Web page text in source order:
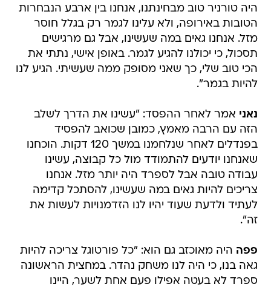
היה טורניר טוב מבחינתנו, אנחנו בין ארבע הנבחרות
הטובות באירופה, ולא עלינו לגמר רק בגלל חוסר
מזל. אנחנו גאים במה שעשינו, אבל גם מרגישים
תסכול, כי יכולנו להגיע לגמר. באופן אישי, נתתי את
הכי טוב שלי, כך שאני מסופק ממה שעשיתי. הגיע לנו
להיות בגמר".
נאני אמר לאחר ההפסד: "עשינו את הדרך לשלב
הזה עם הרבה מאמץ, כמובן שכואב להפסיד
בפנדלים לאחר שנלחמנו במשך 120 דקות. הוכחנו
שאנחנו יודעים להתמודד מול כל קבוצה, עשינו
עבודה טובה אבל לספרד היה יותר מזל. אנחנו
צריכים להיות גאים במה שעשינו, להסתכל קדימה
לעתיד ולדעת שעוד יהיו לנו הזדמנויות לעשות את
זה".
פפה היה מאוכזב גם הוא: "כל פורטוגל צריכה להיות
גאה בנו, כי היה לנו משחק נהדר. במחצית הראשונה
ספרד לא בעטה אפילו פעם אחת לשער, היינו